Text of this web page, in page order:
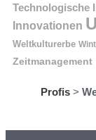
Technologische
Innovationen
Weltkulturerbe
Zeitmanagement
Profis >